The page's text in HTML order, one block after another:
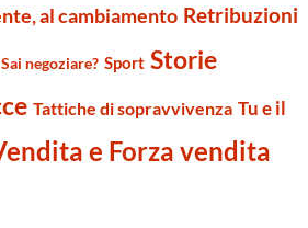
al cambiamento Retribuzioni
Sai negoziare? Sport Storie
Tattiche di sopravvivenza Tu e il
e Forza vendita